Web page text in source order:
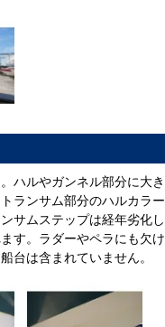
ハルやガンネル部分に大き
ランサム部分のハルカラー
サムステップは経年劣化し
す。ラダーやペラにも欠け
台は含まれていません。